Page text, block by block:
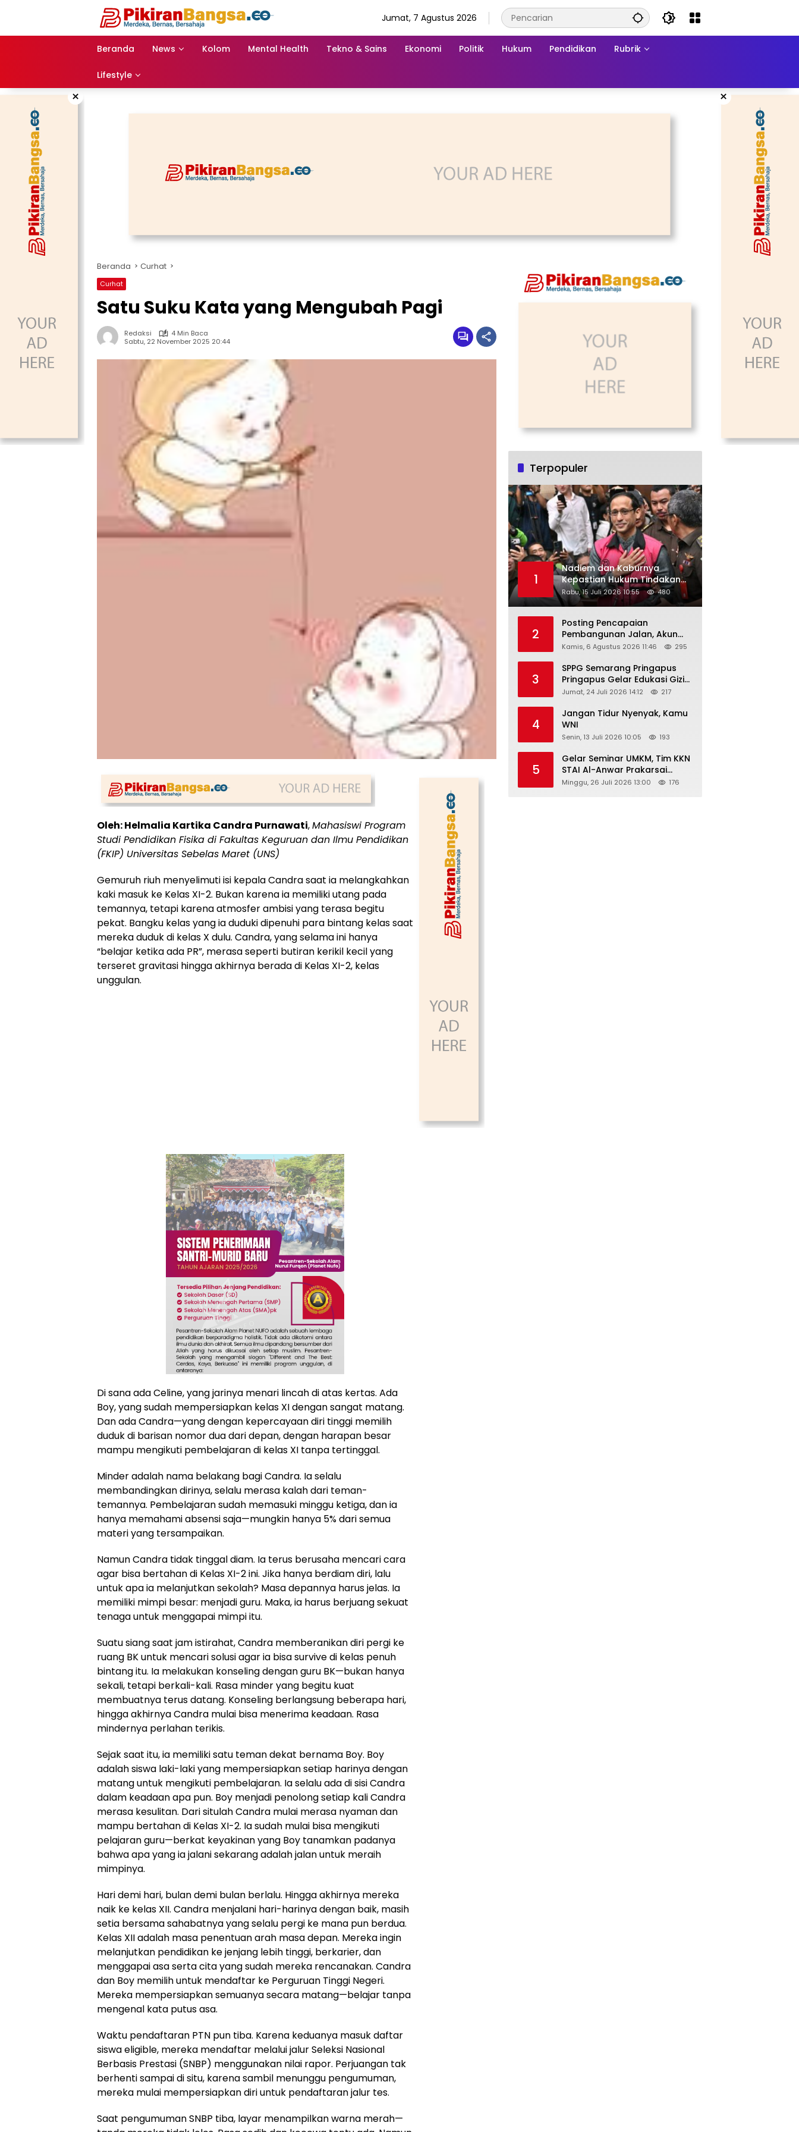
Jumat, 7 Agustus 2026
Beranda News Kolom Mental Health Tekno & Sains Ekonomi Politik Hukum Pendidikan Rubrik
Lifestyle
× ×
Beranda Curhat
Curhat
Satu Suku Kata yang Mengubah Pagi
Redaksi
4 Min Baca
Sabtu, 22 November 2025 20:44
Oleh: Helmalia Kartika Candra Purnawati,Mahasiswi Program
Studi Pendidikan Fisika di Fakultas Keguruan dan Ilmu Pendidikan
(FKIP) Universitas Sebelas Maret (UNS)
Gemuruh riuh menyelimuti isi kepala Candra saat ia melangkahkan
kaki masuk ke Kelas XI-2. Bukan karena ia memiliki utang pada
temannya, tetapi karena atmosfer ambisi yang terasa begitu
pekat. Bangku kelas yang ia duduki dipenuhi para bintang kelas saat
mereka duduk di kelas X dulu. Candra, yang selama ini hanya
“belajar ketika ada PR”, merasa seperti butiran kerikil kecil yang
terseret gravitasi hingga akhirnya berada di Kelas XI-2, kelas
unggulan.
Di sana ada Celine, yang jarinya menari lincah di atas kertas. Ada
Boy, yang sudah mempersiapkan kelas XI dengan sangat matang.
Dan ada Candra—yang dengan kepercayaan diri tinggi memilih
duduk di barisan nomor dua dari depan, dengan harapan besar
mampu mengikuti pembelajaran di kelas XI tanpa tertinggal.
Minder adalah nama belakang bagi Candra. Ia selalu
membandingkan dirinya, selalu merasa kalah dari teman-
temannya. Pembelajaran sudah memasuki minggu ketiga, dan ia
hanya memahami absensi saja—mungkin hanya 5% dari semua
materi yang tersampaikan.
Namun Candra tidak tinggal diam. Ia terus berusaha mencari cara
agar bisa bertahan di Kelas XI-2 ini. Jika hanya berdiam diri, lalu
untuk apa ia melanjutkan sekolah? Masa depannya harus jelas. Ia
memiliki mimpi besar: menjadi guru. Maka, ia harus berjuang sekuat
tenaga untuk menggapai mimpi itu.
Suatu siang saat jam istirahat, Candra memberanikan diri pergi ke
ruang BK untuk mencari solusi agar ia bisa survive di kelas penuh
bintang itu. Ia melakukan konseling dengan guru BK—bukan hanya
sekali, tetapi berkali-kali. Rasa minder yang begitu kuat
membuatnya terus datang. Konseling berlangsung beberapa hari,
hingga akhirnya Candra mulai bisa menerima keadaan. Rasa
mindernya perlahan terikis.
Sejak saat itu, ia memiliki satu teman dekat bernama Boy. Boy
adalah siswa laki-laki yang mempersiapkan setiap harinya dengan
matang untuk mengikuti pembelajaran. Ia selalu ada di sisi Candra
dalam keadaan apa pun. Boy menjadi penolong setiap kali Candra
merasa kesulitan. Dari situlah Candra mulai merasa nyaman dan
mampu bertahan di Kelas XI-2. Ia sudah mulai bisa mengikuti
pelajaran guru—berkat keyakinan yang Boy tanamkan padanya
bahwa apa yang ia jalani sekarang adalah jalan untuk meraih
mimpinya.
Hari demi hari, bulan demi bulan berlalu. Hingga akhirnya mereka
naik ke kelas XII. Candra menjalani hari-harinya dengan baik, masih
setia bersama sahabatnya yang selalu pergi ke mana pun berdua.
Kelas XII adalah masa penentuan arah masa depan. Mereka ingin
melanjutkan pendidikan ke jenjang lebih tinggi, berkarier, dan
menggapai asa serta cita yang sudah mereka rencanakan. Candra
dan Boy memilih untuk mendaftar ke Perguruan Tinggi Negeri.
Mereka mempersiapkan semuanya secara matang—belajar tanpa
mengenal kata putus asa.
Waktu pendaftaran PTN pun tiba. Karena keduanya masuk daftar
siswa eligible, mereka mendaftar melalui jalur Seleksi Nasional
Berbasis Prestasi (SNBP) menggunakan nilai rapor. Perjuangan tak
berhenti sampai di situ, karena sambil menunggu pengumuman,
mereka mulai mempersiapkan diri untuk pendaftaran jalur tes.
Saat pengumuman SNBP tiba, layar menampilkan warna merah—
Terpopuler
1
Nadiem dan Kaburnya
Kepastian Hukum Tindakan
Pejabat Publik
Rabu, 15 Juli 2026 10:55 480
2
Posting Pencapaian
Pembangunan Jalan, Akun
Facebook Pemerintah
“Dirujak” Warganet
Kamis, 6 Agustus 2026 11:46 295
3
SPPG Semarang Pringapus
Pringapus Gelar Edukasi Gizi
di PAUD Bina Balita Peringati
Jumat, 24 Juli 2026 14:12 217
4
Jangan Tidur Nyenyak, Kamu
WNI
Senin, 13 Juli 2026 10:05 193
5
Gelar Seminar UMKM, Tim KKN
STAI Al-Anwar Prakarsai
Usaha Tepung Maizena di
Minggu, 26 Juli 2026 13:00 176